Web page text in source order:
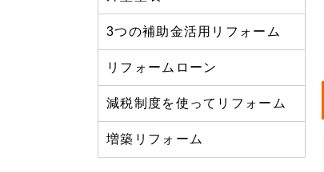
3つの補助金活用リフォーム
リフォームローン
減税制度を使ってリフォーム
増築リフォーム